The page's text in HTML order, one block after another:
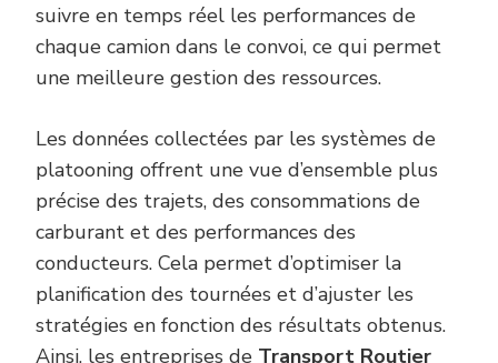
suivre en temps réel les performances de
chaque camion dans le convoi, ce qui permet
une meilleure gestion des ressources.
Les données collectées par les systèmes de
platooning offrent une vue d’ensemble plus
précise des trajets, des consommations de
carburant et des performances des
conducteurs. Cela permet d’optimiser la
planification des tournées et d’ajuster les
stratégies en fonction des résultats obtenus.
Ainsi, les entreprises de Transport Routier